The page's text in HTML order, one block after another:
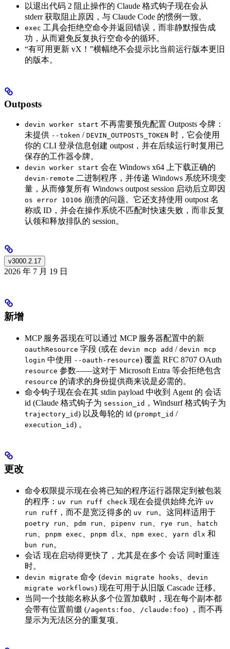
以退出代码 2 阻止操作的 Claude 格式钩子现在会从
stderr 获取阻止原因，与 Claude Code 的惯例一致。
exec 工具会拒绝空命令并返回错误，而非静默报告成
功，从而避免反复执行空命令的循环。
“有可用更新 vX！”横幅绝不会提示比当前运行版本更旧
的版本。
Outposts
devin worker start 不再需要预先配置 Outposts 令牌：
未提供 --token / DEVIN_OUTPOSTS_TOKEN 时，它会使用
你的 CLI 登录信息创建 outpost，并在后续运行时复用已
保存的工作器令牌。
devin worker start 会在 Windows x64 上下载正确的
devin-remote 二进制程序，并传递 Windows 系统环境变
量，从而修复所有 Windows outpost session 启动后立即因
os error 10106 崩溃的问题。它还支持使用 outpost 名
称或 ID，并会在操作系统不匹配时快速失败，而非反复
认领和释放排队的 session。
v3000.2.17
2026 年 7 月 19 日
新增
MCP 服务器现在可以通过 MCP 服务器配置中的新
oauthResource 字段 (或在 devin mcp add / devin mcp
login 中使用 --oauth-resource) 覆盖 RFC 8707 OAuth
resource 参数——这对于 Microsoft Entra 等会拒绝包含
resource 的请求的身份提供商来说是必需的。
命令钩子现在会在其 stdin payload 中收到 Agent 的 会话
id (Claude 格式钩子为 session_id ，Windsurf 格式钩子为
trajectory_id) 以及每轮的 id (prompt_id /
execution_id) 。
更改
命令权限提示现在会将已知的程序运行器限定到被包装
的程序： uv run ruff check 现在会提供始终允许 uv
run ruff ，而不是宽泛得多的 uv run 。这同样适用于
poetry run pdm run pipenv run rye run
hatch
run
pnpm exec pnpm dlx npm exec yarn dlx 和
bun run 。
会话 现在启动得更快了，尤其是在多个 会话 同时重连
时。
devin migrate 命令 (devin migrate hooks
devin
migrate workflows) 现在可用于从旧版 Cascade 迁移。
当同一个技能名称从多个位置加载时，现在每个副本都
会带有位置前缀 (/agents:foo /claude:foo) ，而不再
显示为无法区分的重复项。